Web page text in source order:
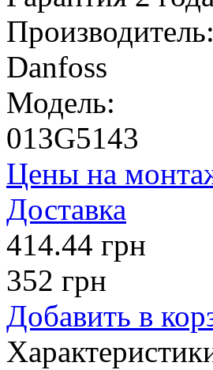
Производитель:
Danfoss
Модель:
013G5143
Цены на
Доставка
414.44 грн
352 грн
Добавить в